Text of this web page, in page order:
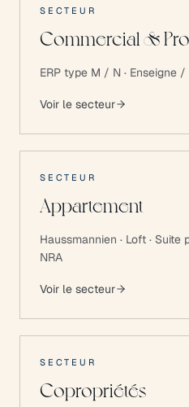
SECTEUR
Commercial &
ERP type M / N · Enseigne
Voir le secteur
SECTEUR
Appartement
Haussmannien · Loft · Suite
NRA
Voir le secteur
SECTEUR
Copropriétés